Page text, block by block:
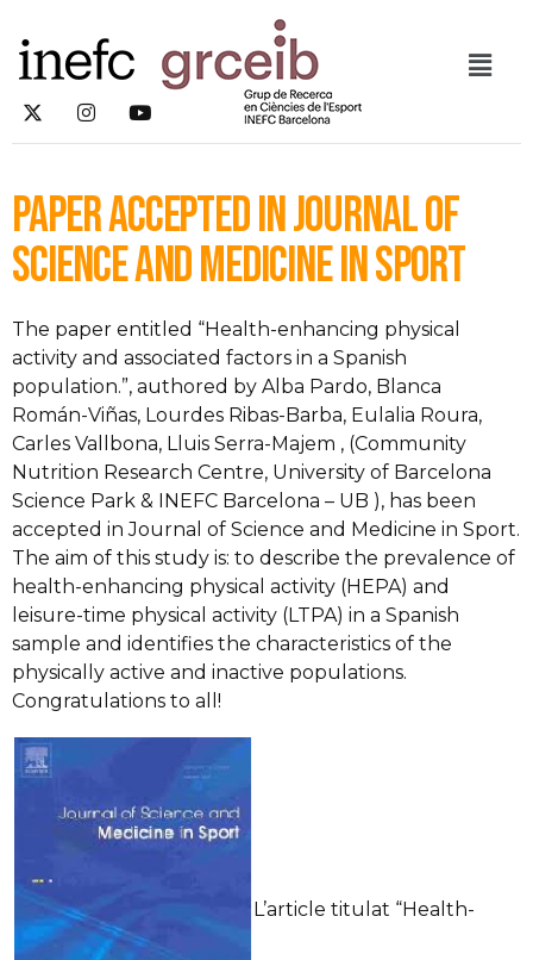
Paper accepted in Journal of
Science and Medicine in Sport
The paper entitled “Health-enhancing physical
activity and associated factors in a Spanish
population.”, authored by Alba Pardo, Blanca
Román-Viñas, Lourdes Ribas-Barba, Eulalia Roura,
Carles Vallbona, Lluis Serra-Majem , (Community
Nutrition Research Centre, University of Barcelona
Science Park & INEFC Barcelona – UB ), has been
accepted in Journal of Science and Medicine in Sport.
The aim of this study is: to describe the prevalence of
health-enhancing physical activity (HEPA) and
leisure-time physical activity (LTPA) in a Spanish
sample and identifies the characteristics of the
physically active and inactive populations.
Congratulations to all!
L’article titulat “Health-